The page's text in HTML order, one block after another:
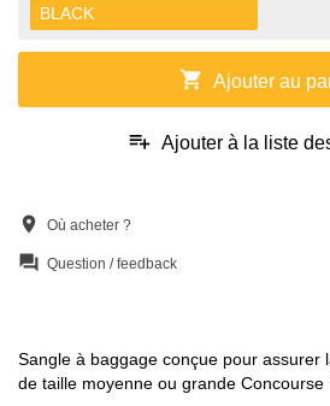
BLACK
shopping_cart Ajouter au
playlist_add Ajouter à la liste
location_on Où acheter ?
question_answer Question / feedback
Sangle à baggage conçue pour assurer
de taille moyenne ou grande Concourse